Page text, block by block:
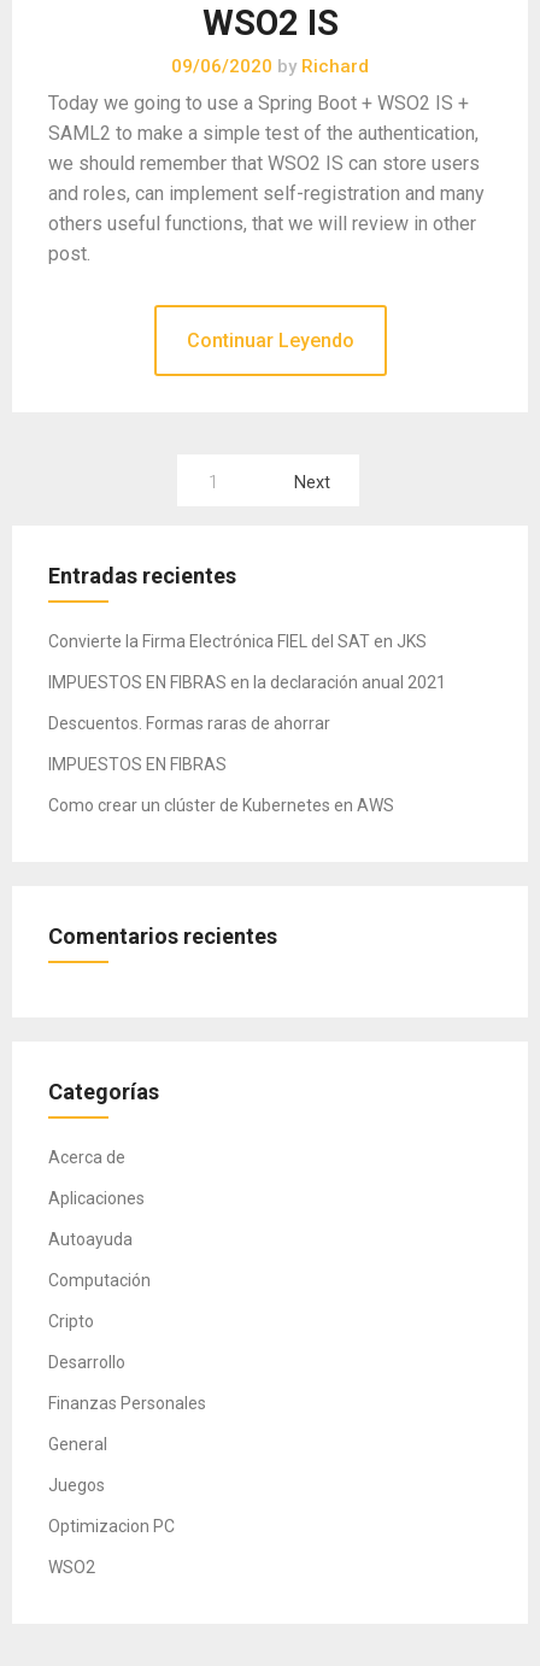
WSO2 IS
09/06/2020 by Richard
Today we going to use a Spring Boot + WSO2 IS +
SAML2 to make a simple test of the authentication,
we should remember that WSO2 IS can store users
and roles, can implement self-registration and many
others useful functions, that we will review in other
post.
Continuar Leyendo
entradas
1 Next
Entradas recientes
Convierte la Firma Electrónica FIEL del SAT en JKS
IMPUESTOS EN FIBRAS en la declaración anual 2021
Descuentos. Formas raras de ahorrar
IMPUESTOS EN FIBRAS
Como crear un clúster de Kubernetes en AWS
Comentarios recientes
Categorías
Acerca de
Aplicaciones
Autoayuda
Computación
Cripto
Desarrollo
Finanzas Personales
General
Juegos
Optimizacion PC
WSO2